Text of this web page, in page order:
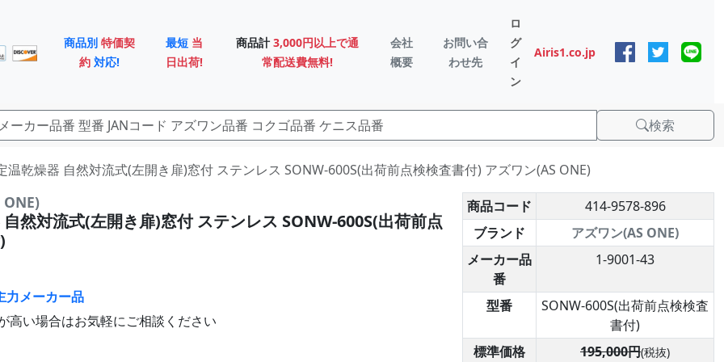
商品別 特価契
約 対応!
最短 当
日出荷!
商品計 3,000円以上で通
常配送費無料!
会社
概要
お問い合
わせ先
ロ
グ
イ
ン
Airis1.co.jp
検索
温乾燥器 自然対流式(左開き扉)窓付 ステンレス SONW-600S(出荷前点検検査書付) アズワン(AS ONE)
然対流式(左開き扉)窓付 ステンレス SONW-600S(出荷前点
力メーカー品
高い場合はお気軽にご相談ください
商品コード
414-9578-896
ブランド
アズワン(AS ONE)
メーカー品
番
1-9001-43
型番
SONW-600S(出荷前点検検査
書付)
標準価格
195,000円(税抜)